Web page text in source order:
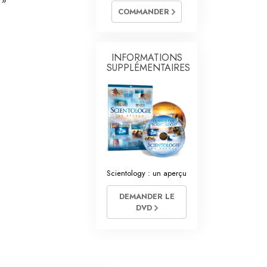
COMMANDER
INFORMATIONS
SUPPLÉMENTAIRES
Scientology : un aperçu
DEMANDER LE
DVD